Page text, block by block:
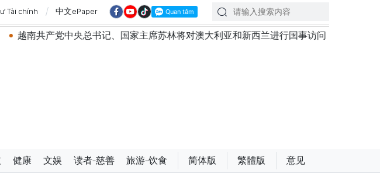
Tài chính 中文ePaper
书记、国家主席苏林将对澳大利亚和新西兰进行国事访问 政府总理黎明兴：网络安
健康 文娱 读者-慈善 旅游-饮食 简体版 繁體版 意见